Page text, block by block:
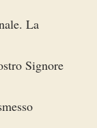
La
Signore